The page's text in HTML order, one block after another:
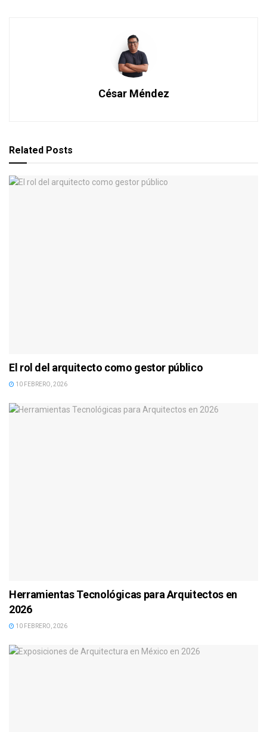
César Méndez
Related Posts
El rol del arquitecto como gestor público
10 FEBRERO, 2026
Herramientas Tecnológicas para Arquitectos en
2026
10 FEBRERO, 2026